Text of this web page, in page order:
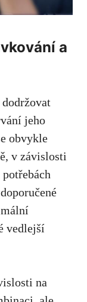
a
jeho
obvykle
v závislosti
vedlejší
na